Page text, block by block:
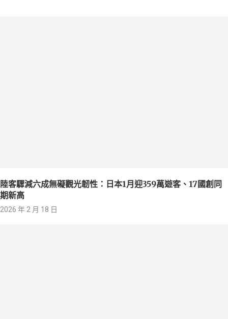
陸客驟減六成無礙觀光韌性：日本1月迎359萬遊客、17國創同
期新高
2026 年 2 月 18 日